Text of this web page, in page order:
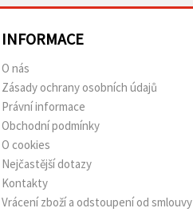
INFORMACE
O nás
Zásady ochrany osobních údajů
Právní informace
Obchodní podmínky
O cookies
Nejčastější dotazy
Kontakty
Vrácení zboží a odstoupení od smlouvy